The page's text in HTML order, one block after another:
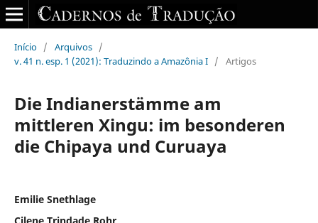
Início / Arquivos /
v. 41 n. esp. 1 (2021): Traduzindo a Amazônia I / Artigos
Die Indianerstämme am
mittleren Xingu: im besonderen
die Chipaya und Curuaya
Emilie Snethlage